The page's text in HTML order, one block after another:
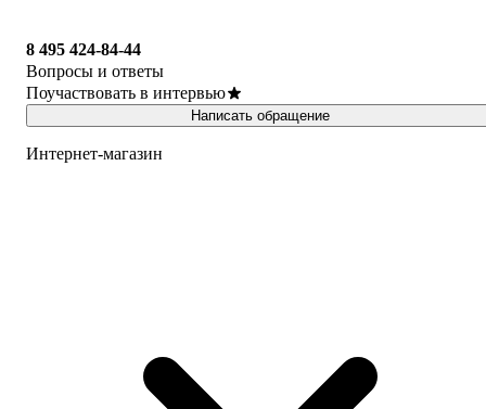
8 495 424-84-44
Вопросы и ответы
Поучаствовать в интервью
Написать обращение
Интернет-магазин